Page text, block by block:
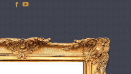
Facebook